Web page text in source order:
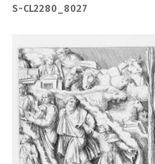
S-CL2280_8027